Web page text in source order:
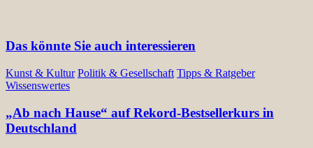
Das könnte Sie auch interessieren
Kunst & Kultur Politik & Gesellschaft Tipps & Ratgeber
Wissenswertes
„Ab nach Hause“ auf Rekord-Bestsellerkurs in
Deutschland